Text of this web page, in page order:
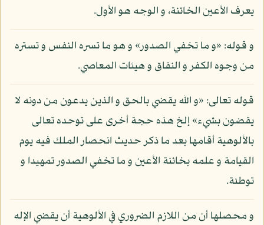
يعرف الأعين الخائنة، و الوجه هو الأول.
و قوله: «و ما تخفي الصدور» و هو ما تسره النفس و تستره
من وجوه الكفر و النفاق و هيئات المعاصي.
قوله تعالى: «و الله يقضي بالحق و الذين يدعون من دونه لا
يقضون بشيء» إلخ هذه حجة أخرى على توحده تعالى
بالألوهية أقامها بعد ما ذكر حديث انحصار الملك فيه يوم
القيامة و علمه بخائنة الأعين و ما تخفي الصدور تمهيدا و
توطئة.
و محصلها أن من اللازم الضروري في الألوهية أن يقضي الإله